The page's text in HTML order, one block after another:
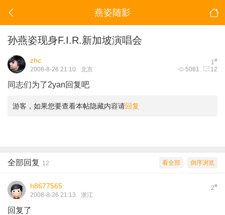
燕姿随影
孙燕姿现身F.I.R.新加坡演唱会
1#
zhc
5081 12
2008-8-26 21:10 北京
同志们为了2yan回复吧
游客，如果您要查看本帖隐藏内容请回复
倒序浏览
看全部
全部回复 12
2#
h8677565
2008-8-26 21:13 浙江
回复了